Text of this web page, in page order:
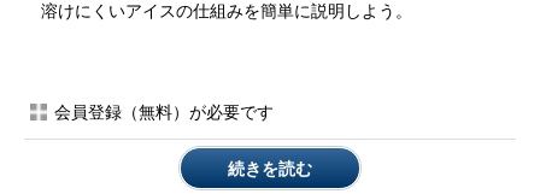
溶けにくいアイスの仕組みを簡単に説明しよう。
会員登録（無料）が必要です
続きを読む